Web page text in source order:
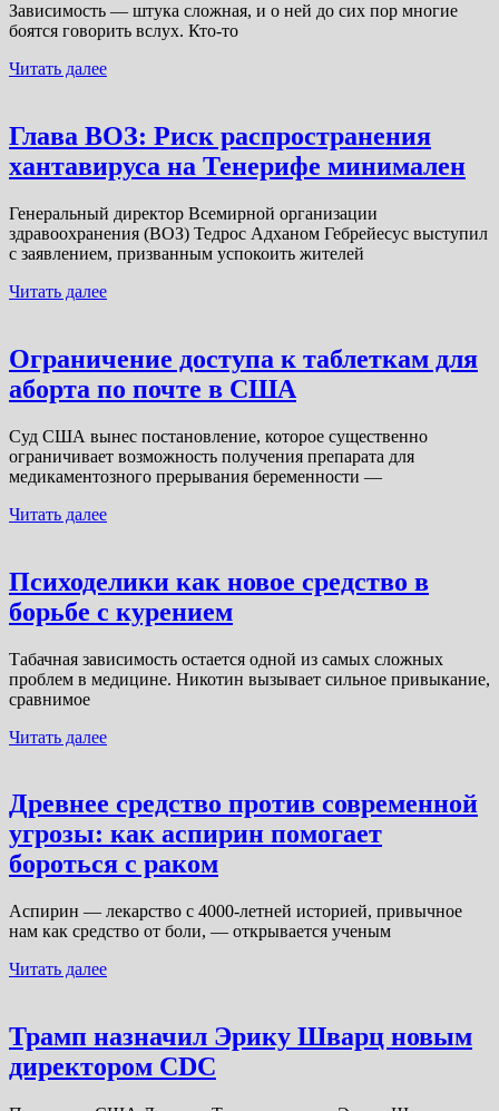
Зависимость — штука сложная, и о ней до сих пор многие
боятся говорить вслух. Кто-то
Читать далее
Глава ВОЗ: Риск распространения
хантавируса на Тенерифе минимален
Генеральный директор Всемирной организации
здравоохранения (ВОЗ) Тедрос Адханом Гебрейесус выступил
с заявлением, призванным успокоить жителей
Читать далее
Ограничение доступа к таблеткам для
аборта по почте в США
Суд США вынес постановление, которое существенно
ограничивает возможность получения препарата для
медикаментозного прерывания беременности —
Читать далее
Психоделики как новое средство в
борьбе с курением
Табачная зависимость остается одной из самых сложных
проблем в медицине. Никотин вызывает сильное привыкание,
сравнимое
Читать далее
Древнее средство против современной
угрозы: как аспирин помогает
бороться с раком
Аспирин — лекарство с 4000-летней историей, привычное
нам как средство от боли, — открывается ученым
Читать далее
Трамп назначил Эрику Шварц новым
директором CDC